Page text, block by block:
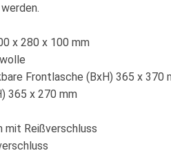
x 280 x 100 mm
Frontlasche (BxH) 365 x 370
365 x 270 mm
mit Reißverschluss